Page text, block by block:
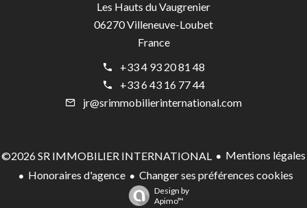
Les Hauts du Vaugrenier
06270 Villeneuve-Loubet
France
+33 4 93 20 81 48
+33 6 43 16 77 44
jr@srimmobilierinternational.com
©2026 SR IMMOBILIER INTERNATIONAL
Mentions légales
Honoraires d'agence
Changer ses préférences cookies
Design by
Apimo™